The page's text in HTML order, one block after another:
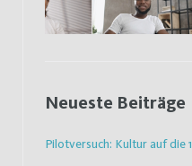
Neueste Beiträge
Pilotversuch: Kultur auf die 1